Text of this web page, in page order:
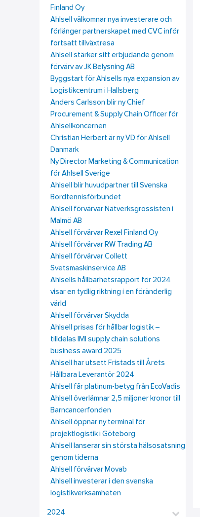
Finland Oy
Ahlsell välkomnar nya investerare och
förlänger partnerskapet med CVC inför
fortsatt tillväxtresa
Ahlsell stärker sitt erbjudande genom
förvärv av JK Belysning AB
Byggstart för Ahlsells nya expansion av
Logistikcentrum i Hallsberg
Anders Carlsson blir ny Chief
Procurement & Supply Chain Officer för
Ahlsellkoncernen
Christian Herbert är ny VD för Ahlsell
Danmark
Ny Director Marketing & Communication
för Ahlsell Sverige
Ahlsell blir huvudpartner till Svenska
Bordtennisförbundet
Ahlsell förvärvar Nätverksgrossisten i
Malmö AB
Ahlsell förvärvar Rexel Finland Oy
Ahlsell förvärvar RW Trading AB
Ahlsell förvärvar Collett
Svetsmaskinservice AB
Ahlsells hållbarhetsrapport för 2024
visar en tydlig riktning i en föränderlig
värld
Ahlsell förvärvar Skydda
Ahlsell prisas för hållbar logistik –
tilldelas IMI supply chain solutions
business award 2025
Ahlsell har utsett Fristads till Årets
Hållbara Leverantör 2024
Ahlsell får platinum-betyg från EcoVadis
Ahlsell överlämnar 2,5 miljoner kronor till
Barncancerfonden
Ahlsell öppnar ny terminal för
projektlogistik i Göteborg
Ahlsell lanserar sin största hälsosatsning
genom tiderna
Ahlsell förvärvar Movab
Ahlsell investerar i den svenska
logistikverksamheten
2024